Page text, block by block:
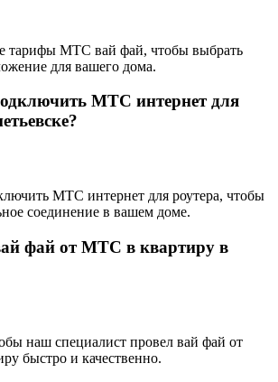
тарифы МТС вай фай, чтобы выбрать
для вашего дома.
МТС интернет для
МТС интернет для роутера, чтобы
соединение в вашем доме.
фай от МТС в квартиру в
наш специалист провел вай фай от
быстро и качественно.